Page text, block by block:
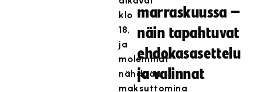
klo
18,
ja
molemmat
nähdään
maksuttomina
marraskuussa –
näin tapahtuvat
ehdokasasettelu
ja valinnat